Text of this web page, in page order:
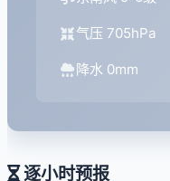
气压 705hPa
降水 0mm
逐小时预报